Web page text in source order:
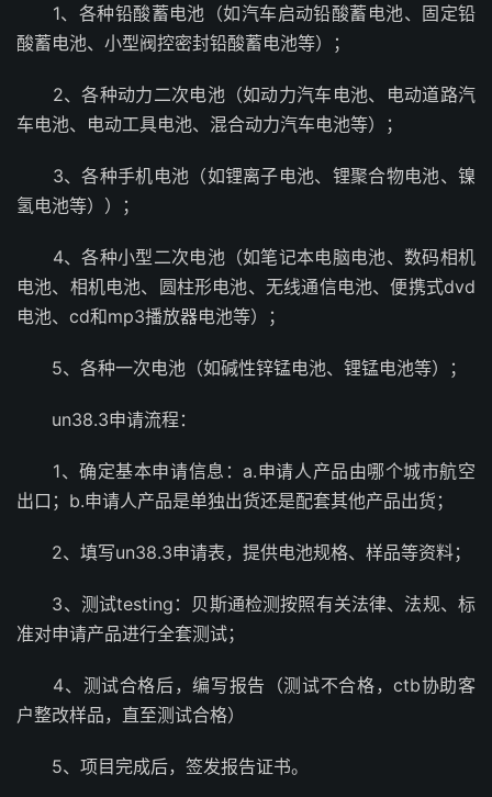
1、各种铅酸蓄电池（如汽车启动铅酸蓄电池、固定铅
酸蓄电池、小型阀控密封铅酸蓄电池等）；
2、各种动力二次电池（如动力汽车电池、电动道路汽
车电池、电动工具电池、混合动力汽车电池等）；
3、各种手机电池（如锂离子电池、锂聚合物电池、镍
氢电池等））；
4、各种小型二次电池（如笔记本电脑电池、数码相机
电池、相机电池、圆柱形电池、无线通信电池、便携式dvd
电池、cd和mp3播放器电池等）；
5、各种一次电池（如碱性锌锰电池、锂锰电池等）；
un38.3申请流程：
1、确定基本申请信息：a.申请人产品由哪个城市航空
出口；b.申请人产品是单独出货还是配套其他产品出货；
2、填写un38.3申请表，提供电池规格、样品等资料；
3、测试testing：贝斯通检测按照有关法律、法规、标
准对申请产品进行全套测试；
4、测试合格后，编写报告（测试不合格，ctb协助客
户整改样品，直至测试合格）
5、项目完成后，签发报告证书。